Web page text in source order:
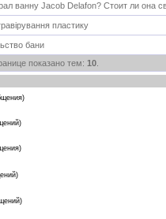
ванну Jacob Delafon? Стоит ли она
пластику
бани
показано тем: 10